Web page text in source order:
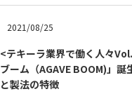
2021/08/25
<テキーラ業界で働く人々
ブーム（AGAVE BOOM)」誕
と製法の特徴